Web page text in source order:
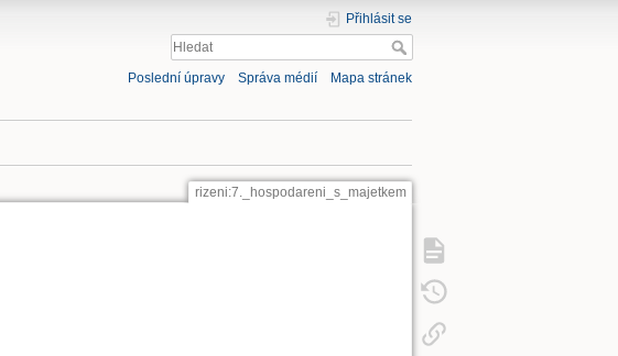
Přihlásit se
Poslední úpravy Správa médií Mapa stránek
rizeni:7._hospodareni_s_majetkem